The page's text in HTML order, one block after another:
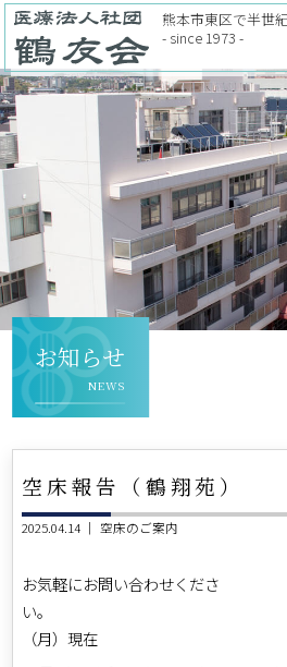
熊本市東区で半世
- since 1973 -
お知らせ
NEWS
空床報告（鶴翔苑）
2025.04.14 ｜ 空床のご案内
お気軽にお問い合わせくださ
い。 ２０２5
（月）現在